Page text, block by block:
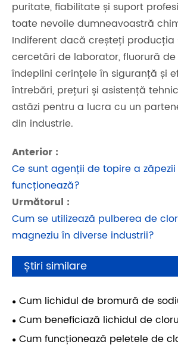
puritate, fiabilitate și suport
toate nevoile dumneavoastră
Indiferent dacă creșteți producția
cercetări de laborator, fluorură
îndeplini cerințele în siguranță și
întrebări, prețuri și asistență
astăzi pentru a lucra cu un
din industrie.
Anterior :
Ce sunt agenții de topire a
funcționează?
Următorul :
Cum se utilizează pulberea de
magneziu în diverse industrii?
Știri similare
Cum lichidul de bromură de
îmbunătățește eficiența
Cum beneficiază lichidul de
aplicațiilor industriale?
Cum funcționează peletele de